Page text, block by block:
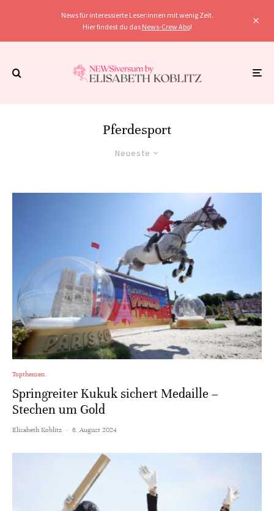
News für interessierte Leser:innen mit wenig Zeit.
Hier findest du das News-Crew Abo!
Pferdesport
Neueste
Topthemen
Springreiter Kukuk sichert Medaille –
Stechen um Gold
Elisabeth Koblitz · 6. August 2024